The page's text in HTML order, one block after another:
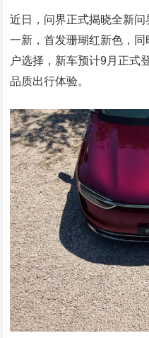
近日，问界正式揭晓全新
一新，首发珊瑚红新色，
户选择，新车预计9月正式
品质出行体验。